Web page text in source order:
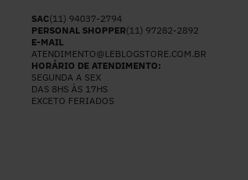
SAC(11) 94037-2794
PERSONAL SHOPPER(11) 97282-2892
E-MAIL
ATENDIMENTO@LEBLOGSTORE.COM.BR
HORÁRIO DE ATENDIMENTO:
SEGUNDA A SEX
DAS 8HS ÀS 17HS
EXCETO FERIADOS